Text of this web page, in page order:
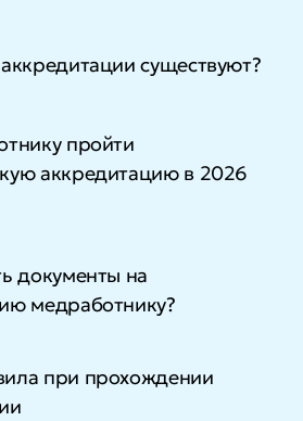
существуют?
пройти
аккредитацию в 2026
документы на
медработнику?
при прохождении